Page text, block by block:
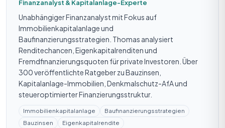
Finanzanalyst & Kapitalanlage-Experte
Unabhängiger Finanzanalyst mit Fokus auf
Immobilienkapitalanlage und
Baufinanzierungsstrategien. Thomas analysiert
Renditechancen, Eigenkapitalrenditen und
Fremdfinanzierungsquoten für private Investoren. Über
300 veröffentlichte Ratgeber zu Bauzinsen,
Kapitalanlage-Immobilien, Denkmalschutz-AfA und
steueroptimierter Finanzierungsstruktur.
Immobilienkapitalanlage
Baufinanzierungsstrategien
Bauzinsen
Eigenkapitalrendite